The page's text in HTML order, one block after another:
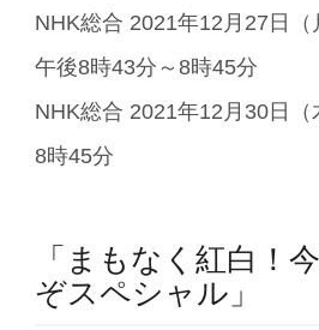
NHK総合 2021年12月27日（
午後8時43分～8時45分
NHK総合 2021年12月30日（
8時45分
「まもなく紅白！
ぞスペシャル」